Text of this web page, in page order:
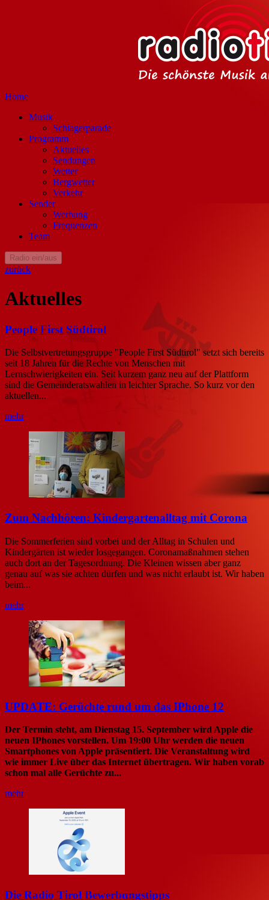
Home
Musik
Schlagerparade
Programm
Aktuelles
Sendungen
Wetter
Bergwetter
Verkehr
Sender
Werbung
Frequenzen
Team
Radio ein/aus
zurück
Aktuelles
People First Südtirol
Die Selbstvertretungsgruppe "People First Südtirol" setzt sich bereits
seit 18 Jahren für die Rechte von Menschen mit
Lernschwierigkeiten ein. Seit kurzem ganz neu auf der Plattform
sind die Gemeinderatswahlen in leichter Sprache. So kurz vor den
aktuellen...
mehr
Zum Nachhören: Kindergartenalltag mit Corona
Die Sommerferien sind vorbei und der Alltag in Schulen und
Kindergärten ist wieder losgegangen. Coronamaßnahmen stehen
auch dort an der Tagesordnung. Die Kleinen wissen aber ganz
genau auf was sie achten dürfen und was nicht erlaubt ist. Wir haben
beim...
mehr
UPDATE: Gerüchte rund um das IPhone 12
Der Termin steht, am Dienstag 15. September wird Apple die
neuen IPhones vorstellen. Um 19:00 Uhr werden die neuen
Smartphones von Apple präsentiert. Die Veranstaltung wird
wie immer Live über das Internet übertragen. Wir haben vorab
schon mal alle Gerüchte zu...
mehr
Die Radio Tirol Bewerbungstipps